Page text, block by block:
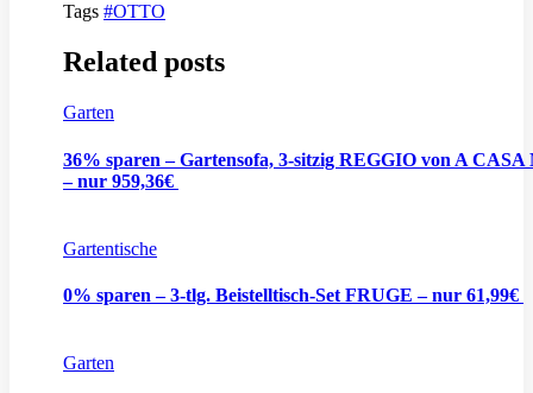
Tags #OTTO
Related posts
Garten
36% sparen – Gartensofa, 3-sitzig REGGIO von A
– nur 959,36€
Gartentische
0% sparen – 3-tlg. Beistelltisch-Set FRUGE – nur 61,99€
Garten